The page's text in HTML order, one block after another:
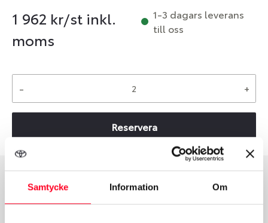
Samtycke Information Om
1 962 kr/st inkl.
moms
1-3 dagars leverans
till oss
- +
Reservera
Däcktyp
Sommar
Däckstorlek
225/50 R 17 98W